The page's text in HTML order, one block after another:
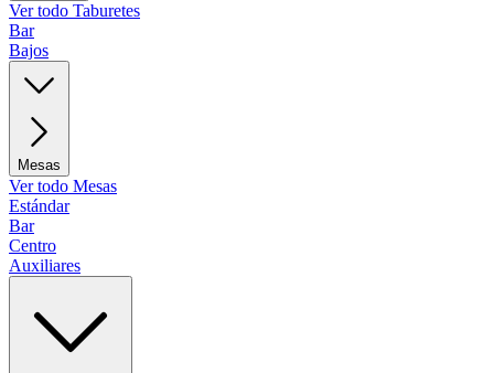
Ver todo Taburetes
Bar
Bajos
Mesas
Ver todo Mesas
Estándar
Bar
Centro
Auxiliares